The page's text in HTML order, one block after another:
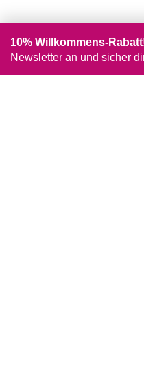
10% Willkommens-
Newsletter an und sicher